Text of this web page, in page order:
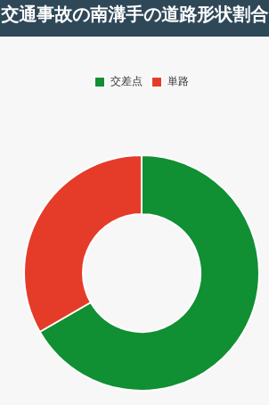
交通事故の南溝手の道路形状割合